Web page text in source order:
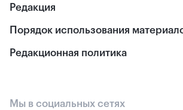
Редакция
Порядок использования
Редакционная политика
Мы в социальных сетях